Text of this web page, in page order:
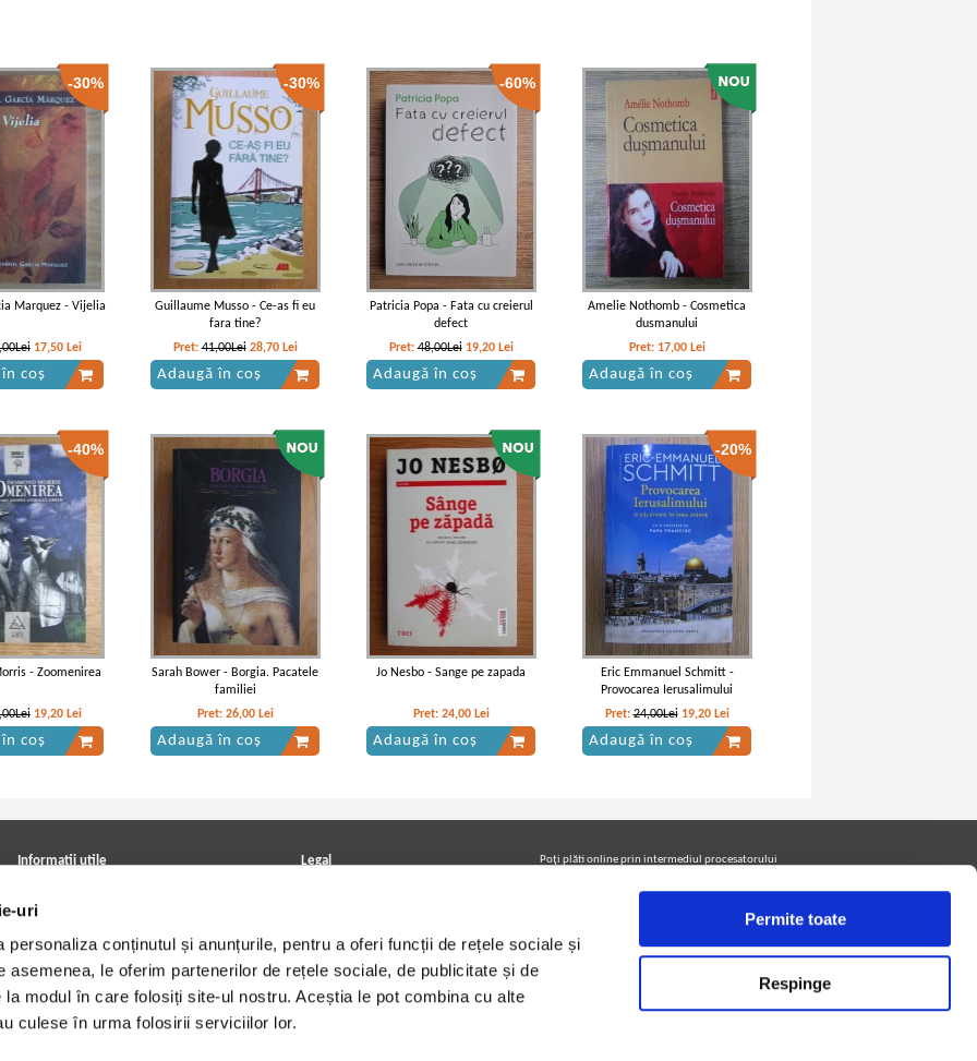
uri
personaliza conținutul și anunțurile, pentru a oferi funcții de rețele sociale și
asemenea, le oferim partenerilor de rețele sociale, de publicitate și de
modul în care folosiți site-ul nostru. Aceștia le pot combina cu alte
culese în urma folosirii serviciilor lor.
Permite toate
Respinge
- Puntea suspinelor
2)
Michel Zevaco - Puntea suspinelor
(volumul 1)
Michel Zevaco - Puntea suspinelor
(volumul 3)
Michel Zevaco - Puntea suspinelor
(volumul 2)
-30%
Marquez - Vijelia
17,50 Lei
coș
-30%
Guillaume Musso - Ce-as fi eu
fara tine?
Pret:41,00Lei 28,70 Lei
Adaugă în coș
-60%
Patricia Popa - Fata cu creierul
defect
Pret:48,00Lei 19,20 Lei
Adaugă în coș
Amelie Nothomb - Cosmetica
dusmanului
Pret: 17,00 Lei
Adaugă în coș
-40%
- Zoomenirea
19,20 Lei
coș
Sarah Bower - Borgia. Pacatele
familiei
Pret: 26,00 Lei
Adaugă în coș
Jo Nesbo - Sange pe zapada
Pret: 24,00 Lei
Adaugă în coș
-20%
Eric Emmanuel Schmitt -
Provocarea Ierusalimului
Pret:24,00Lei 19,20 Lei
Adaugă în coș
Informatii utile
Achizitii viniluri, casete, CD/DVD
Cum cumpar?
Politica de livrare
Retur comenzi
Angajari - Cariere
Legal
Termeni si conditii
Utilizare cookie-uri
Poţi plăti online prin intermediul procesatorului
Urmăreşte-ne pe facebook pentru a fi la curent cu